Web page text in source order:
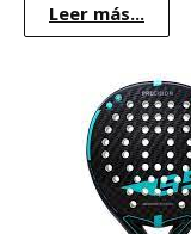
Leer más...